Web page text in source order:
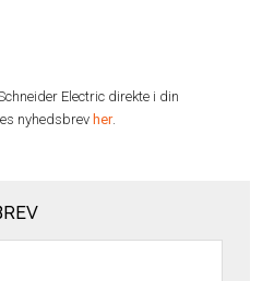
Electric direkte i din
nyhedsbrev her.